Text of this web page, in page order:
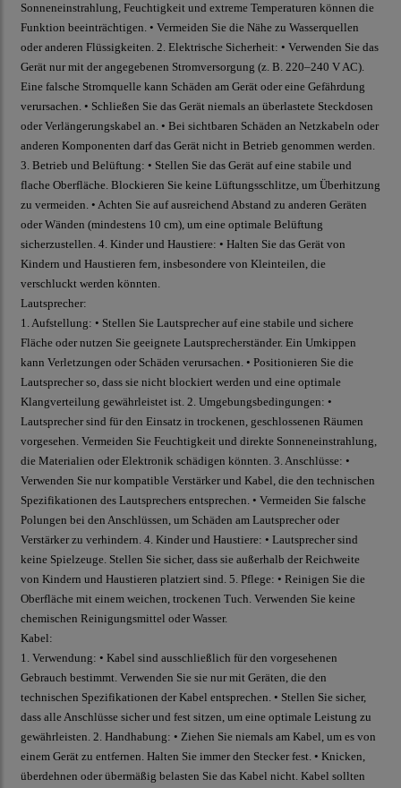
Sonneneinstrahlung, Feuchtigkeit und extreme Temperaturen können die
Funktion beeinträchtigen. • Vermeiden Sie die Nähe zu Wasserquellen
oder anderen Flüssigkeiten. 2. Elektrische Sicherheit: • Verwenden Sie das
Gerät nur mit der angegebenen Stromversorgung (z. B. 220–240 V AC).
Eine falsche Stromquelle kann Schäden am Gerät oder eine Gefährdung
verursachen. • Schließen Sie das Gerät niemals an überlastete Steckdosen
oder Verlängerungskabel an. • Bei sichtbaren Schäden an Netzkabeln oder
anderen Komponenten darf das Gerät nicht in Betrieb genommen werden.
3. Betrieb und Belüftung: • Stellen Sie das Gerät auf eine stabile und
flache Oberfläche. Blockieren Sie keine Lüftungsschlitze, um Überhitzung
zu vermeiden. • Achten Sie auf ausreichend Abstand zu anderen Geräten
oder Wänden (mindestens 10 cm), um eine optimale Belüftung
sicherzustellen. 4. Kinder und Haustiere: • Halten Sie das Gerät von
Kindern und Haustieren fern, insbesondere von Kleinteilen, die
verschluckt werden könnten.
Lautsprecher:
1. Aufstellung: • Stellen Sie Lautsprecher auf eine stabile und sichere
Fläche oder nutzen Sie geeignete Lautsprecherständer. Ein Umkippen
kann Verletzungen oder Schäden verursachen. • Positionieren Sie die
Lautsprecher so, dass sie nicht blockiert werden und eine optimale
Klangverteilung gewährleistet ist. 2. Umgebungsbedingungen: •
Lautsprecher sind für den Einsatz in trockenen, geschlossenen Räumen
vorgesehen. Vermeiden Sie Feuchtigkeit und direkte Sonneneinstrahlung,
die Materialien oder Elektronik schädigen könnten. 3. Anschlüsse: •
Verwenden Sie nur kompatible Verstärker und Kabel, die den technischen
Spezifikationen des Lautsprechers entsprechen. • Vermeiden Sie falsche
Polungen bei den Anschlüssen, um Schäden am Lautsprecher oder
Verstärker zu verhindern. 4. Kinder und Haustiere: • Lautsprecher sind
keine Spielzeuge. Stellen Sie sicher, dass sie außerhalb der Reichweite
von Kindern und Haustieren platziert sind. 5. Pflege: • Reinigen Sie die
Oberfläche mit einem weichen, trockenen Tuch. Verwenden Sie keine
chemischen Reinigungsmittel oder Wasser.
Kabel:
1. Verwendung: • Kabel sind ausschließlich für den vorgesehenen
Gebrauch bestimmt. Verwenden Sie sie nur mit Geräten, die den
technischen Spezifikationen der Kabel entsprechen. • Stellen Sie sicher,
dass alle Anschlüsse sicher und fest sitzen, um eine optimale Leistung zu
gewährleisten. 2. Handhabung: • Ziehen Sie niemals am Kabel, um es von
einem Gerät zu entfernen. Halten Sie immer den Stecker fest. • Knicken,
überdehnen oder übermäßig belasten Sie das Kabel nicht. Kabel sollten